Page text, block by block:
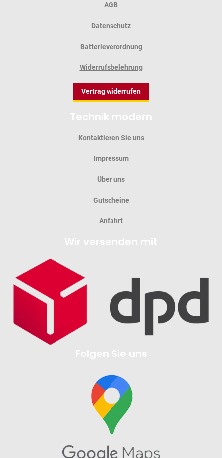
AGB
Datenschutz
Batterieverordnung
Widerrufsbelehrung
Vertrag widerrufen
Kontaktieren Sie uns
Impressum
Über uns
Gutscheine
Anfahrt